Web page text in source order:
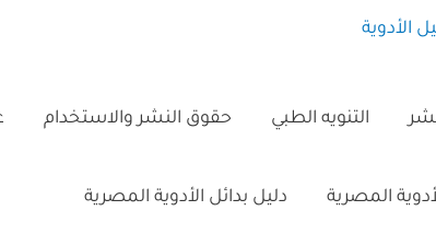
التنويه الطبي حقوق النشر والاستخدام
المصرية دليل بدائل الأدوية المصرية